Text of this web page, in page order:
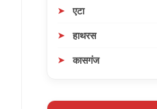
एटा
हाथरस
कासगंज